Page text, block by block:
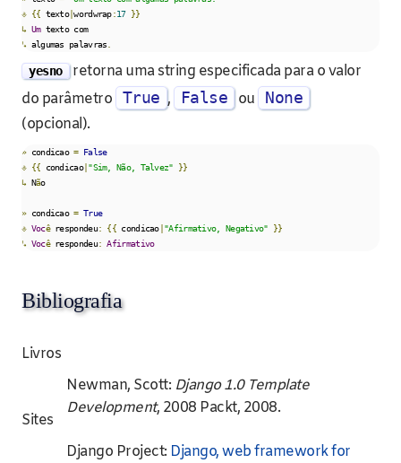
⎀ {{ texto|wordwrap:17 }}
↳ Um
texto com
↳ algumas palavras.
yesno retorna uma string especificada para o valor
do parâmetro True , False ou None
(opcional).
» condicao = False
⎀ {{ condicao| "Sim, Não, Talvez" }}
↳ Não
» condicao = True
⎀ Você respondeu: {{ condicao| "Afirmativo, Negativo" }}
↳ Você respondeu: Afirmativo
Bibliografia
Livros
Newman, Scott: Django 1.0 Template
Development, 2008 Packt, 2008.
Sites
Django Project: Django, web framework for